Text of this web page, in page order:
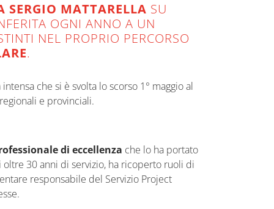
SERGIO MATTARELLA SU
OGNI ANNO A UN
NEL PROPRIO PERCORSO
.
che si è svolta lo scorso 1° maggio al
e provinciali.
di eccellenza che lo ha portato
30 anni di servizio, ha ricoperto ruoli di
responsabile del Servizio Project